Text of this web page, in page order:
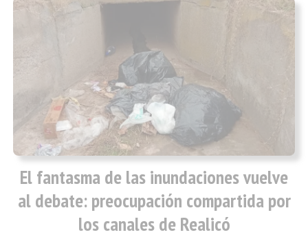
El fantasma de las inundaciones vuelve
al debate: preocupación compartida por
los canales de Realicó